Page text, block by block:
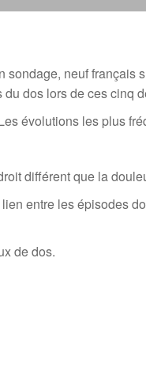
neuf
dos lors de ces cinq
évolutions les plus
différent que la
entre les épisodes
de dos.